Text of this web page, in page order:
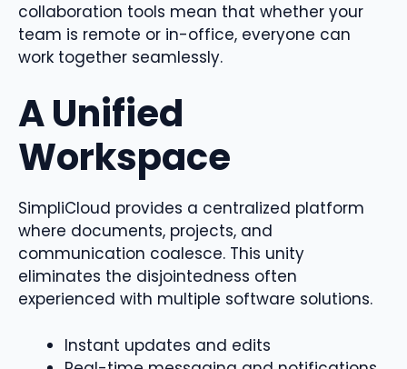
collaboration tools mean that whether your
team is remote or in-office, everyone can
work together seamlessly.
A Unified
Workspace
SimpliCloud provides a centralized platform
where documents, projects, and
communication coalesce. This unity
eliminates the disjointedness often
experienced with multiple software solutions.
Instant updates and edits